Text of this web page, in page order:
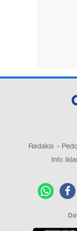
Redaksi
Info